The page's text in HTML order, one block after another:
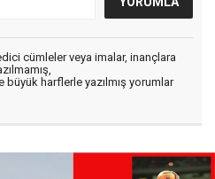
cümleler veya imalar, inançlara
büyük harflerle yazılmış yorumlar